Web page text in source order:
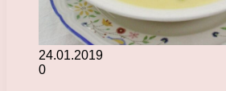
24.01.2019
0